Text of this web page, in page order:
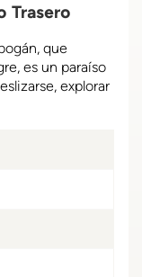
Trasero
que
es un paraíso
explorar